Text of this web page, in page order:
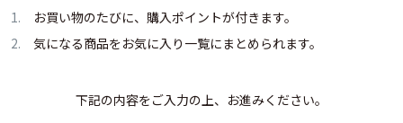
お買い物のたびに、購入ポイントが付きます。
気になる商品をお気に入り一覧にまとめられます。
下記の内容をご入力の上、お進みください。